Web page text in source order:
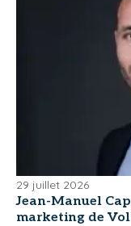
29 juillet 2026
Jean-Manuel
marketing de